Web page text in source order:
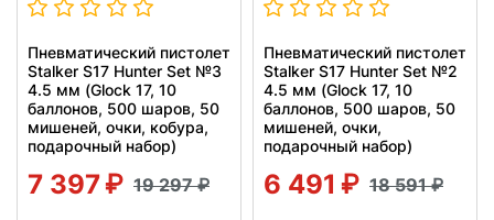
Пневматический пистолет
Stalker S17 Hunter Set №3
4.5 мм (Glock 17, 10
баллонов, 500 шаров, 50
мишеней, очки, кобура,
подарочный набор)
7 397 19 297
Пневматический пистолет
Stalker S17 Hunter Set №2
4.5 мм (Glock 17, 10
баллонов, 500 шаров, 50
мишеней, очки,
подарочный набор)
6 491 18 591